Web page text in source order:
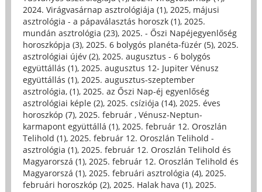
2024. Virágvasárnap asztrológiája (1), 2025, májusi
asztrológia - a pápaválasztás horoszk (1), 2025.
mundán asztrológia (23), 2025. - Őszi Napéjegyenlőség
horoszkópja (3), 2025. 6 bolygós planéta-füzér (5), 2025.
asztrológiai újév (2), 2025. augusztus - 6 bolygós
együttállás (1), 2025. augusztus 12- Jupiter Vénusz
együttállás (1), 2025. augusztus-szeptember
asztrológia, (1), 2025. az Őszi Nap-éj egyenlőség
asztrológiai képle (2), 2025. csíziója (14), 2025. éves
horoszkóp (7), 2025. február , Vénusz-Neptun-
karmapont együttállá (1), 2025. február 12. Oroszlán
Telihold (1), 2025. február 12. Oroszlán Telihold -
asztrológia (1), 2025. február 12. Oroszlán Telihold és
Magyarorszá (1), 2025. február 12. Oroszlán Telihold és
Magyarorszá (1), 2025. februári asztrológia (4), 2025.
februári horoszkóp (2), 2025. Halak hava (1), 2025.